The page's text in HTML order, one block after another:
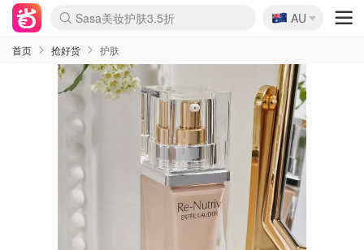
lululemon本周上新
Sasa美妆护肤3.5折
SSENSE年中3折
FreshBeauty好价汇总
Cettire降价+叠9折
Farfetch折上8折
WWS Coles超市实拍
viagogo二手票捡漏
Myer清仓1折起
The Outnet奢牌1折起
David Jones 3折起
Flannels大牌1折
Perfumes Club护肤1折
AMIRO返校季6.2折
Oweek抽奖送Airpods
Amazon折扣汇总
eToro入金$200送$50
Amazon数码好物
ICONIC本周7.5折
ThedoubleF高奢地板价
Moose Knuckles 6折
丝芙兰5折起
EUFY官网3.7折起
Selenichast首饰2折
Trip机票酒店促销
YSL送5件彩妆礼
Amazon家居好物
BIGBANG巡演开票
David Jones时尚3折
Amazon美妆护肤
雅漾大喷$8
过敏原检测盒$33
伊索独家赠50ml沐浴露
科颜氏送高保湿面霜
SEALIFE海洋馆门票6折
丝塔芙大白罐$16
订阅Newsletter送香薰
Cult Beauty 6.8折
Harrods圣诞日历2.3折
LN-CC奢牌私促3折
d'Alba空姐喷雾$16
EVE LOM套装逆天2折
Bernardelli独家4折
Adore Beauty 6折起
CT圣诞日历
Mytheresa奢品2.7折
🇦🇺
AU
首页 抢好货 护肤